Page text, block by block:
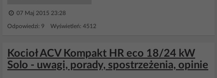
07 Maj 2015 23:28
Odpowiedzi: 9 Wyświetleń: 4512
Kocioł ACV Kompakt HR eco 18/24 kW
Solo - uwagi, porady, spostrzeżenia, opinie